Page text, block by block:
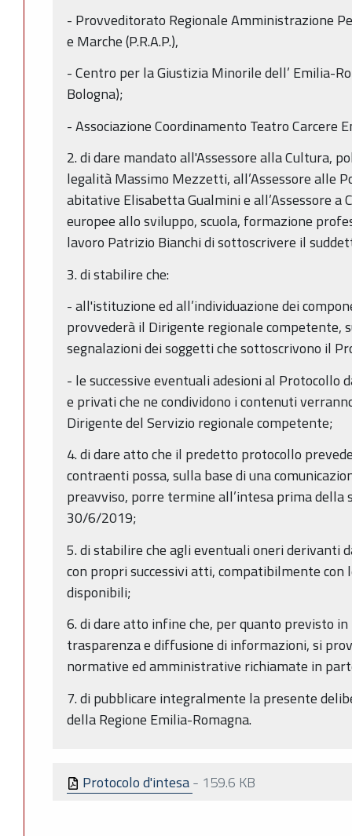
- Provveditorato Regionale Amministrazione
e Marche (P.R.A.P.),
- Centro per la Giustizia Minorile dell’ Emilia-
Bologna);
- Associazione Coordinamento Teatro Carcere
2. di dare mandato all'Assessore alla Cultura,
legalità Massimo Mezzetti, all’Assessore alle
abitative Elisabetta Gualmini e all’Assessore a
europee allo sviluppo, scuola, formazione
lavoro Patrizio Bianchi di sottoscrivere il
3. di stabilire che:
- all'istituzione ed all’individuazione dei
provvederà il Dirigente regionale competente,
segnalazioni dei soggetti che sottoscrivono il
- le successive eventuali adesioni al
e privati che ne condividono i contenuti
Dirigente del Servizio regionale competente;
4. di dare atto che il predetto protocollo
contraenti possa, sulla base di una
preavviso, porre termine all’intesa prima della
30/6/2019;
5. di stabilire che agli eventuali oneri derivanti
con propri successivi atti, compatibilmente
disponibili;
6. di dare atto infine che, per quanto previsto
trasparenza e diffusione di informazioni, si
normative ed amministrative richiamate in
7. di pubblicare integralmente la presente
della Regione Emilia-Romagna.
Protocolo d'intesa- 159.6 KB